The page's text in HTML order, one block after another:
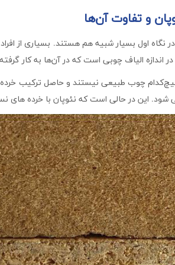
و تفاوت آن‌ها
در نگاه اول بسیار شبیه هم هستند. بسیاری از
اندازه الیاف چوبی است که در آن‌ها به کار
چوب طبیعی نیستند و حاصل ترکیب
شود. این در حالی است که نئوپان با خرده